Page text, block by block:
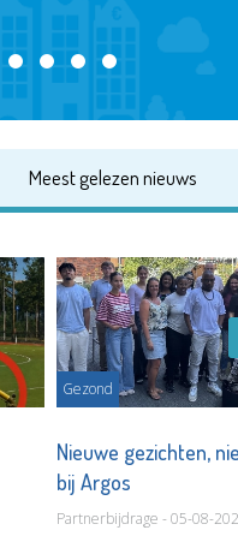
Meest gelezen nieuws
Gezond
Nieuwe gezichten,
bij Argos
Partnerbijdrage - 05-08-